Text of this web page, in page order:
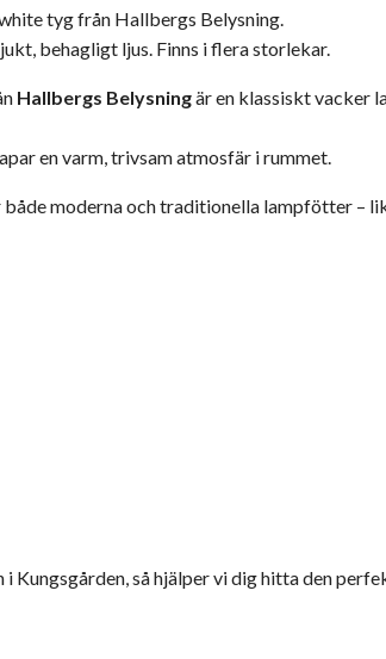
tyg från Hallbergs Belysning.
behagligt ljus. Finns i flera storlekar.
Hallbergs Belysningär en klassiskt vacker
en varm, trivsam atmosfär i rummet.
moderna och traditionella lampfötter –
Kungsgården, så hjälper vi dig hitta den